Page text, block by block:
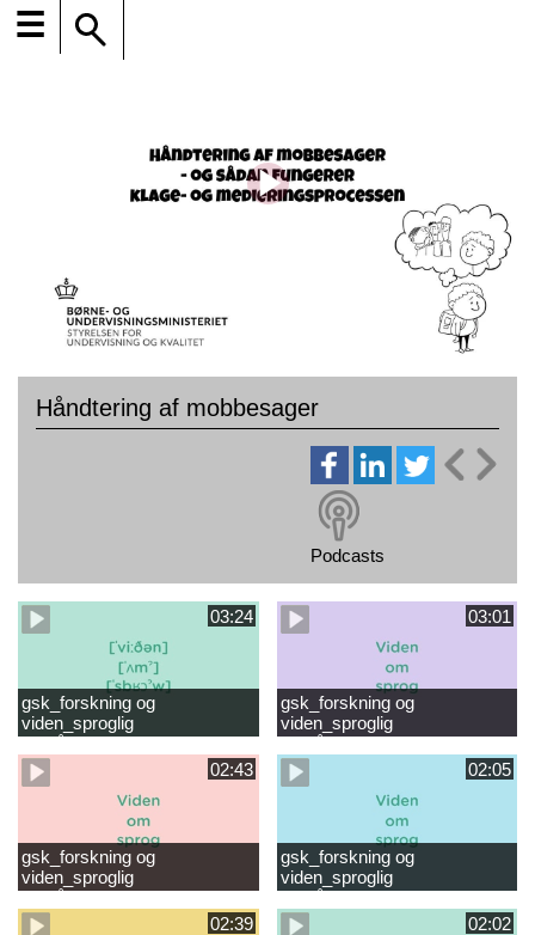
☰
Håndtering af mobbesager
Podcasts
03:24
gsk_forskning og
viden_sproglig
læsevanskeligheder.mp4
03:01
gsk_forskning og
viden_sproglig
første læsning 6-8 år.mp4
02:43
gsk_forskning og
viden_sproglig
forståelse_Støt dit barns
fortsatte læsning 8-10 år.mp4
02:05
gsk_forskning og
viden_sproglig
forståelse_Snak med dit barn
6 mdr-2 år.mp4
02:39 02:02